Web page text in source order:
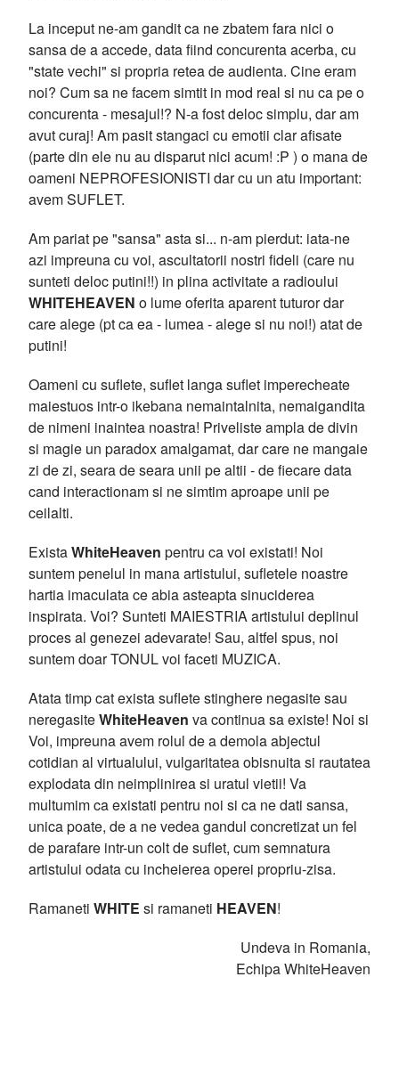
La inceput ne-am gandit ca ne zbatem fara nici o
sansa de a accede, data fiind concurenta acerba, cu
"state vechi" si propria retea de audienta. Cine eram
noi? Cum sa ne facem simtit in mod real si nu ca pe o
concurenta - mesajul!? N-a fost deloc simplu, dar am
avut curaj! Am pasit stangaci cu emotii clar afisate
(parte din ele nu au disparut nici acum! :P ) o mana de
oameni NEPROFESIONISTI dar cu un atu important:
avem SUFLET.
Am pariat pe "sansa" asta si... n-am pierdut: iata-ne
azi impreuna cu voi, ascultatorii nostri fideli (care nu
sunteti deloc putini!!) in plina activitate a radioului
WHITEHEAVEN o lume oferita aparent tuturor dar
care alege (pt ca ea - lumea - alege si nu noi!) atat de
putini!
Oameni cu suflete, suflet langa suflet imperecheate
maiestuos intr-o ikebana nemaintalnita, nemaigandita
de nimeni inaintea noastra! Priveliste ampla de divin
si magie un paradox amalgamat, dar care ne mangaie
zi de zi, seara de seara unii pe altii - de fiecare data
cand interactionam si ne simtim aproape unii pe
ceilalti.
ExistaWhiteHeaven pentru ca voi existati! Noi
suntem penelul in mana artistului, sufletele noastre
hartia imaculata ce abia asteapta sinuciderea
inspirata. Voi? Sunteti MAIESTRIA artistului deplinul
proces al genezei adevarate! Sau, altfel spus, noi
suntem doar TONUL voi faceti MUZICA.
Atata timp cat exista suflete stinghere negasite sau
neregasiteWhiteHeaven va continua sa existe! Noi si
Voi, impreuna avem rolul de a demola abjectul
cotidian al virtualului, vulgaritatea obisnuita si rautatea
explodata din neimplinirea si uratul vietii! Va
multumim ca existati pentru noi si ca ne dati sansa,
unica poate, de a ne vedea gandul concretizat un fel
de parafare intr-un colt de suflet, cum semnatura
artistului odata cu incheierea operei propriu-zisa.
Ramaneti WHITE si ramaneti HEAVEN!
Undeva in Romania,
Echipa WhiteHeaven